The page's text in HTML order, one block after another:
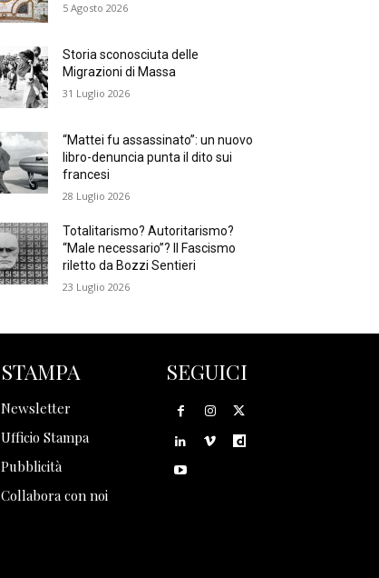
5 Agosto 2026
Storia sconosciuta delle
Migrazioni di Massa
31 Luglio 2026
“Mattei fu assassinato”: un nuovo
libro-denuncia punta il dito sui
francesi
28 Luglio 2026
Totalitarismo? Autoritarismo?
“Male necessario”? Il Fascismo
riletto da Bozzi Sentieri
23 Luglio 2026
STAMPA
Newsletter
Ufficio Stampa
Pubblicità
Collabora con noi
SEGUICI